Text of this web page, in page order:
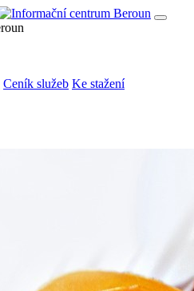
Ceník služeb Ke stažení